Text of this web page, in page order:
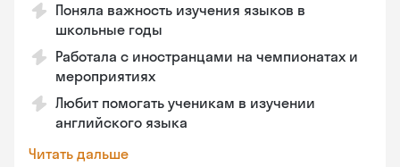
Поняла важность изучения языков в
школьные годы
Работала с иностранцами на чемпионатах и
мероприятиях
Любит помогать ученикам в изучении
английского языка
Читать дальше